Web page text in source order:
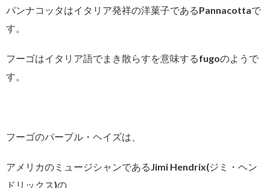
パンナコッタはイタリア発祥の洋菓子であるPannacottaで
す。
フーゴはイタリア語でまき散らすを意味するfugoのようで
す。
フーゴのパープル・ヘイズは、
アメリカのミュージシャンであるJimi Hendrix(ジミ・ヘン
ドリックス)の、